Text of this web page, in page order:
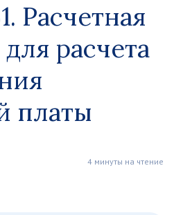
Расчетная
расчета
платы
4 минуты на чтение